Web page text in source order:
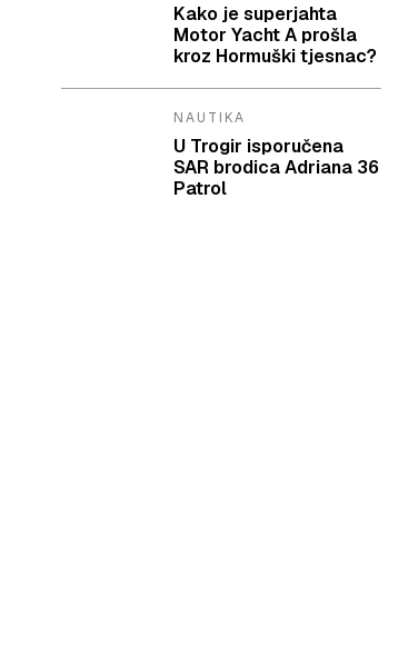
Kako je superjahta
Motor Yacht A prošla
kroz Hormuški tjesnac?
NAUTIKA
U Trogir isporučena
SAR brodica Adriana 36
Patrol